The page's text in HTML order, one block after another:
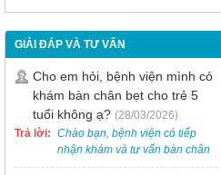
GIẢI ĐÁP VÀ TƯ VẤN
Cho em hỏi, bệnh viện mình có
khám bàn chân bẹt cho trẻ 5
tuổi không ạ? (28/03/2026)
Trả lời: Chào bạn, bệnh viện có tiếp
nhận khám và tư vấn bàn chân
bẹt cho trẻ em, bao gồm cả trẻ 5